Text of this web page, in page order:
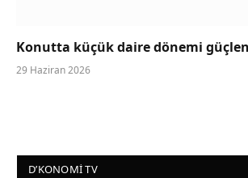
Konutta küçük daire dönemi
29 Haziran 2026
D’KONOMI TV